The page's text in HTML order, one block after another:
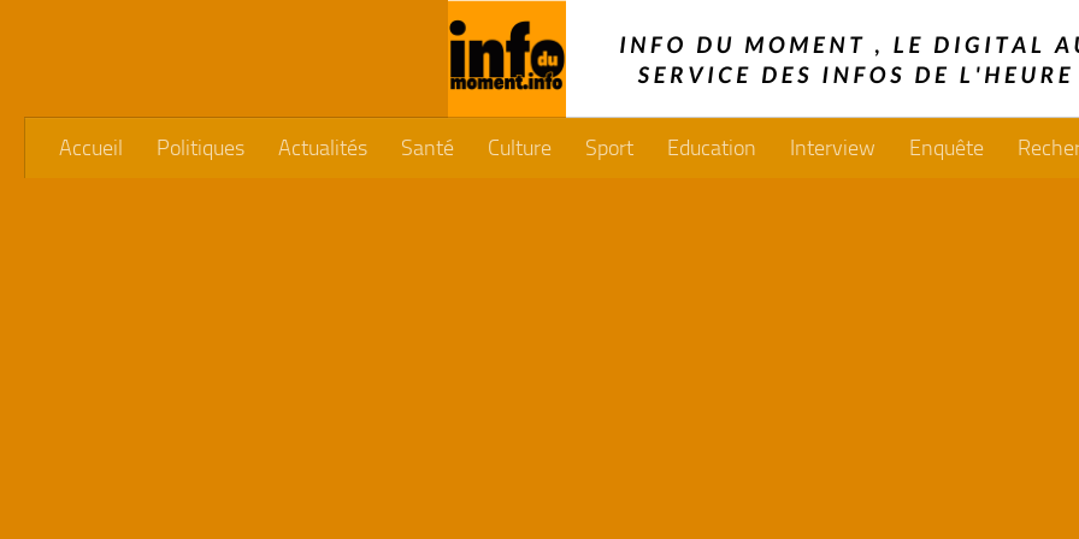
Accueil Politiques Actualités Santé Culture Sport Education Interview Enquête